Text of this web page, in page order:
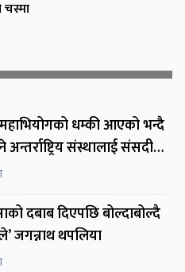
धम्की आएको भन्दै
अन्तर्राष्ट्रिय संस्थालाई संसदीय
दबाब दिएपछि बोल्दाबोल्दै
जगन्नाथ थपलिया